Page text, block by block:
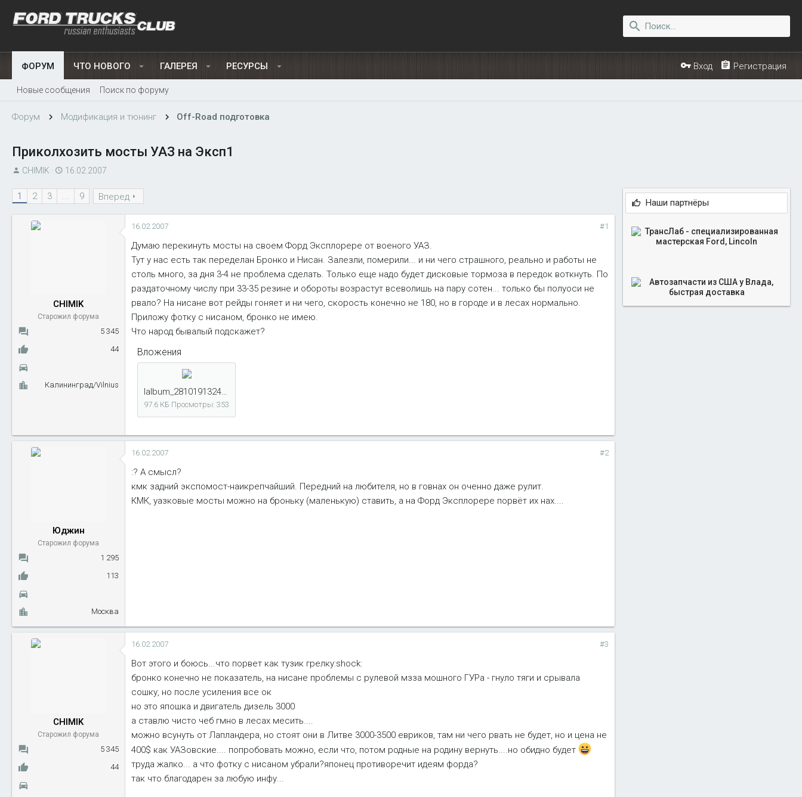
ФОРУМ ЧТО НОВОГО ГАЛЕРЕЯ РЕСУРСЫ Вход Регистрация
Новые сообщения Поиск по форуму
Форум Модификация и тюнинг Off-Road подготовка
Приколхозить мосты УАЗ на Эксп1
А
CHIMIK
Д16.02.2007
1 2 3 ... 9 Вперед
CHIMIK
Старожил форума
5 345
44
Калининград/Vilnius
16.02.2007 #1
Думаю перекинуть мосты на своем Форд Эксплорере от военого УАЗ.
Тут у нас есть так переделан Бронко и Нисан. Залезли, померили... и ни чего страшного, реально и работы не
столь много, за дня 3-4 не проблема сделать. Только еще надо будет дисковые тормоза в передок воткнуть. По
раздаточному числу при 33-35 резине и обороты возрастут всеволишь на пару сотен... только бы полуоси не
рвало? На нисане вот рейды гоняет и ни чего, скорость конечно не 180, но в городе и в лесах нормально.
Приложу фотку с нисаном, бронко не имею.
Что народ бывалый подскажет?
Вложения
lalbum_2810191324p_2810204155_5296_124.jpg
97.6 КБ Просмотры: 353
Юджин
Старожил форума
1 295
113
Москва
16.02.2007 #2
:? А смысл?
кмк задний экспомост-наикрепчайший. Передний на любителя, но в говнах он оченно даже рулит.
КМК, уазковые мосты можно на броньку (маленькую) ставить, а на Форд Эксплорере порвёт их нах....
CHIMIK
Старожил форума
5 345
44
16.02.2007 #3
Вот этого и боюсь...что порвет как тузик грелку:shock:
бронко конечно не показатель, на нисане проблемы с рулевой мзза мошного ГУРа - гнуло тяги и срывала
сошку, но после усиления все ок
но это япошка и двигатель дизель 3000
а ставлю чисто чеб гмно в лесах месить....
можно всунуть от Лапландера, но стоят они в Литве 3000-3500 евриков, там ни чего рвать не будет, но и цена не
400$ как УАЗовские.... попробовать можно, если что, потом родные на родину вернуть....но обидно будет
труда жалко... а что фотку с нисаном убрали?японец противоречит идеям форда?
так что благодарен за любую инфу...
Наши партнёры